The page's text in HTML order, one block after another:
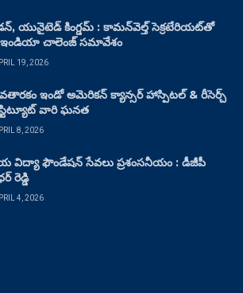
యునైటెడ్ కింగ్డమ్ : కామన్‌వెల్త్ సెక్రటేరియట్‌తో
ఇండియా చాలెంజ్ సమావేశం
19, 2026
ఇండో అమెరికన్ క్యాన్సర్ హాస్పిటల్ & రీసెర్చ్
వారి ఘనత
8, 2026
విద్యా ఫౌండేషన్ సేవలు ప్రశంసనీయం : డీజీపీ
రెడ్డి
4, 2026